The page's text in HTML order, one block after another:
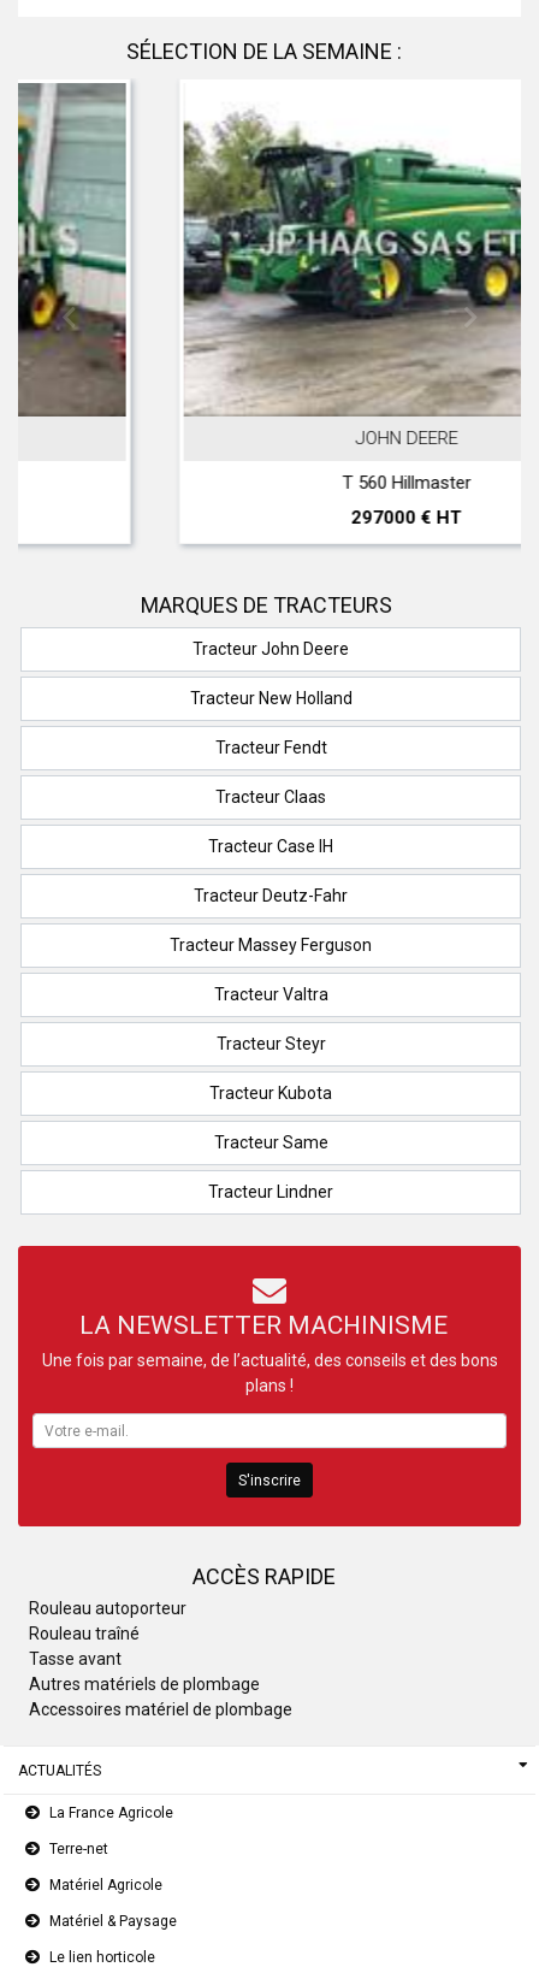
ACCÈS RAPIDE
Rouleau autoporteur
Rouleau traîné
Tasse avant
Autres matériels de plombage
Accessoires matériel de plombage
SÉLECTION DE LA SEMAINE :
MARQUES DE TRACTEURS
Tracteur John Deere
Tracteur New Holland
Tracteur Fendt
Tracteur Claas
Tracteur Case IH
Tracteur Deutz-Fahr
Tracteur Massey Ferguson
Tracteur Valtra
Tracteur Steyr
Tracteur Kubota
Tracteur Same
Tracteur Lindner
LA NEWSLETTER MACHINISME
Une fois par semaine, de l’actualité, des conseils et des bons
plans !
S'inscrire
ACTUALITÉS
La France Agricole
Terre-net
Matériel Agricole
Matériel & Paysage
Le lien horticole